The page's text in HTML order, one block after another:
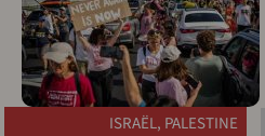
ISRAËL, PALESTINE